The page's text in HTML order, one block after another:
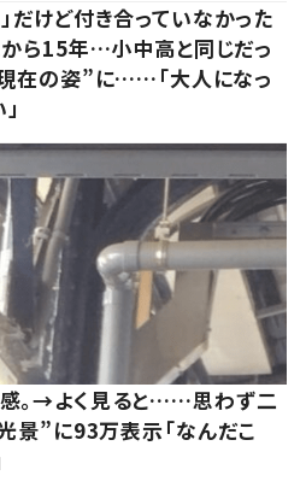
だけど付き合っていなかった
から15年…小中高と同じだっ
在の姿”に……「大人になっ
。→よく見ると……思わず二
景”に93万表示「なんだこ